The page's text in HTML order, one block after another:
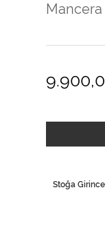
Mancera
Stoğa